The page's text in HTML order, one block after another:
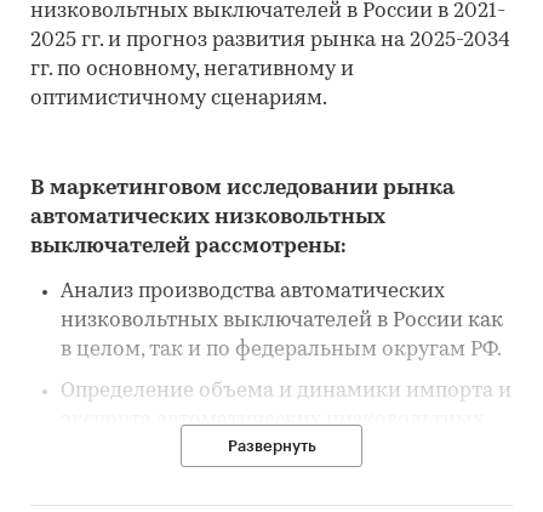
низковольтных выключателей в России в 2021-
2025 гг. и прогноз развития рынка на 2025-2034
гг. по основному, негативному и
оптимистичному сценариям.
В маркетинговом исследовании рынка
автоматических низковольтных
выключателей рассмотрены:
Анализ производства автоматических
низковольтных выключателей в России как
в целом, так и по федеральным округам РФ.
Определение объема и динамики импорта и
экспорта автоматических низковольтных
выключателей в стоимостном и
Развернуть